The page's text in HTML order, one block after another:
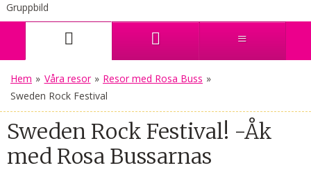
Gruppbild
Hem » Våra resor » Resor med Rosa Buss »
Sweden Rock Festival
Sweden Rock Festival! -Åk
med Rosa Bussarnas